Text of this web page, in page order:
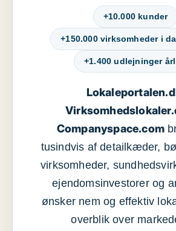
+10.000 kunder
+150.000 virksomheder i
+1.400 udlejninger
Companyspace.com
tusindvis af detailkæder,
virksomheder,
ejendomsinvestorer og
ønsker nem og effektiv
overblik over